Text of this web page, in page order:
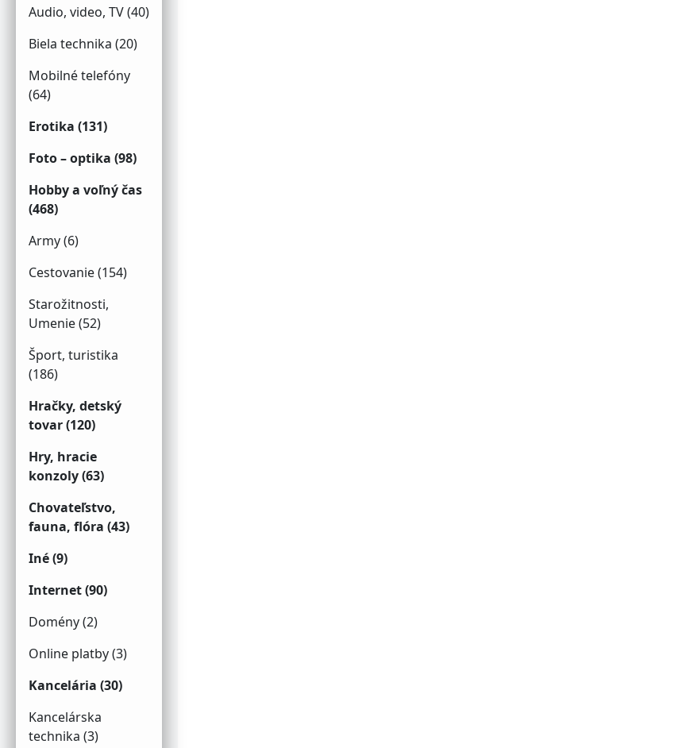
Audio, video, TV (40)
Biela technika (20)
Mobilné telefóny
(64)
Erotika (131)
Foto – optika (98)
Hobby a voľný čas
(468)
Army (6)
Cestovanie (154)
Starožitnosti,
Umenie (52)
Šport, turistika
(186)
Hračky, detský
tovar (120)
Hry, hracie
konzoly (63)
Chovateľstvo,
fauna, flóra (43)
Iné (9)
Internet (90)
Domény (2)
Online platby (3)
Kancelária (30)
Kancelárska
technika (3)